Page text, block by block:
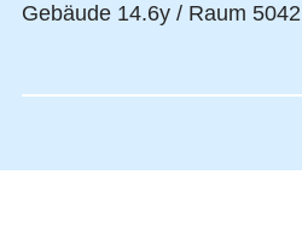
Gebäude 14.6y / Raum 5042